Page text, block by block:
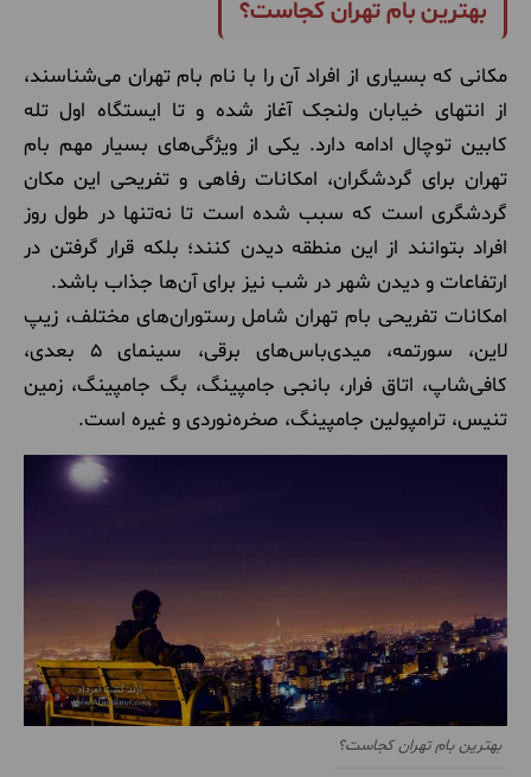
بهترین بام تهران کجاست؟
مکانی که بسیاری از افراد آن را با نام بام تهران می‌شناسند،
از انتهای خیابان ولنجک آغاز شده و تا ایستگاه اول تله
کابین توچال ادامه دارد. یکی از ویژگی‌های بسیار مهم بام
تهران برای گردشگران، امکانات رفاهی و تفریحی این مکان
گردشگری است که سبب شده است تا نه‌تنها در طول روز
افراد بتوانند از این منطقه دیدن کنند؛ بلکه قرار گرفتن در
ارتفاعات و دیدن شهر در شب نیز برای آن‌ها جذاب باشد.
امکانات تفریحی بام تهران شامل رستوران‌های مختلف، زیپ
لاین، سورتمه، میدی‌باس‌های برقی، سینمای ۵ بعدی،
کافی‌شاپ، اتاق فرار، بانجی جامپینگ، بگ جامپینگ، زمین
تنیس، ترامپولین جامپینگ، صخره‌نوردی و غیره است.
بهترین بام تهران کجاست؟